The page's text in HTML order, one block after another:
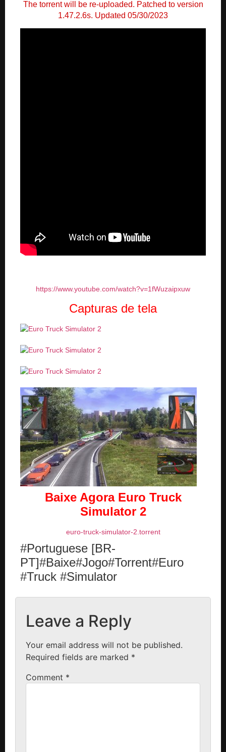
The torrent will be re-uploaded. Patched to version
1.47.2.6s. Updated 05/30/2023
https://www.youtube.com/watch?v=1fWuzaipxuw
Capturas de tela
Baixe AgoraEuro Truck
Simulator 2
euro-truck-simulator-2.torrent
#Portuguese [BR-
PT]#Baixe#Jogo#Torrent#Euro
#Truck #Simulator
Leave a Reply
Your email address will not be published.
Required fields are marked *
Comment *